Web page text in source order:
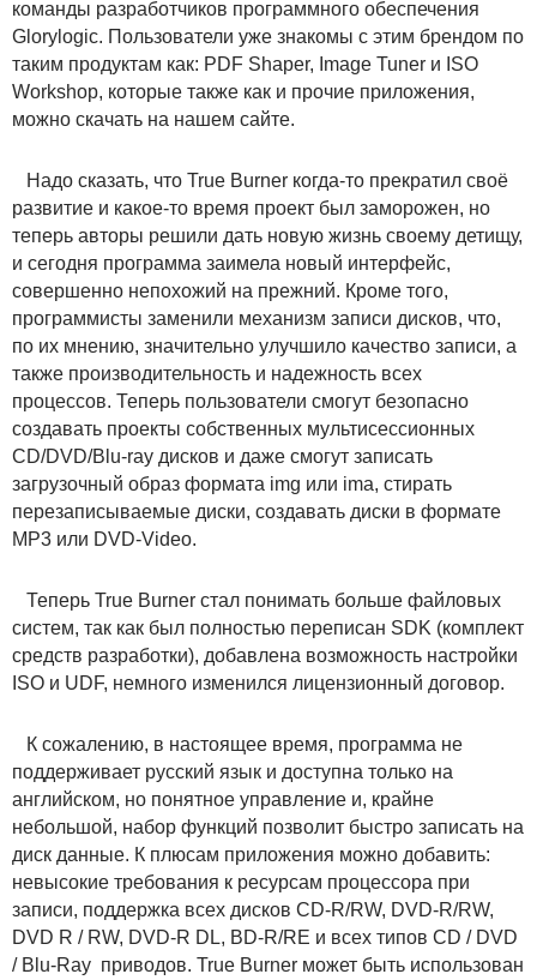
команды разработчиков программного обеспечения
Glorylogic. Пользователи уже знакомы с этим брендом по
таким продуктам как: PDF Shaper, Image Tuner и ISO
Workshop, которые также как и прочие приложения,
можно скачать на нашем сайте.
Надо сказать, что True Burner когда-то прекратил своё
развитие и какое-то время проект был заморожен, но
теперь авторы решили дать новую жизнь своему детищу,
и сегодня программа заимела новый интерфейс,
совершенно непохожий на прежний. Кроме того,
программисты заменили механизм записи дисков, что,
по их мнению, значительно улучшило качество записи, а
также производительность и надежность всех
процессов. Теперь пользователи смогут безопасно
создавать проекты собственных мультисессионных
CD/DVD/Blu-ray дисков и даже смогут записать
загрузочный образ формата img или ima, стирать
перезаписываемые диски, создавать диски в формате
MP3 или DVD-Video.
Теперь True Burner стал понимать больше файловых
систем, так как был полностью переписан SDK (комплект
средств разработки), добавлена возможность настройки
ISO и UDF, немного изменился лицензионный договор.
К сожалению, в настоящее время, программа не
поддерживает русский язык и доступна только на
английском, но понятное управление и, крайне
небольшой, набор функций позволит быстро записать на
диск данные. К плюсам приложения можно добавить:
невысокие требования к ресурсам процессора при
записи, поддержка всех дисков CD-R/RW, DVD-R/RW,
DVD R / RW, DVD-R DL, BD-R/RE и всех типов CD / DVD
/ Blu-Ray приводов. True Burner может быть использован